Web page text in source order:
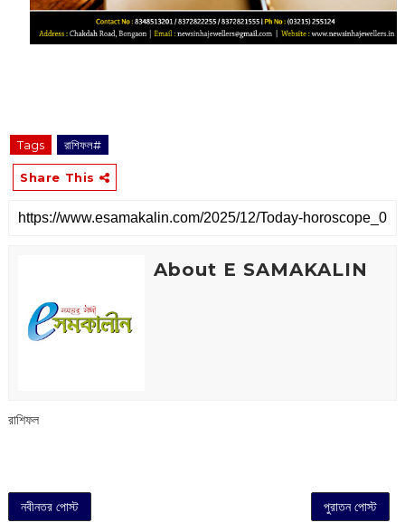
Tags রাশিফল#
Share This
About E SAMAKALIN
রাশিফল
নবীনতর পোস্ট পুরাতন পোস্ট